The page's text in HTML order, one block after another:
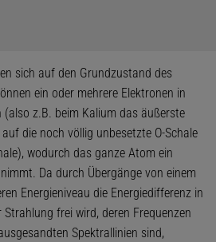
sich auf den Grundzustand des
ein oder mehrere Elektronen in
z.B. beim Kalium das äußerste
die noch völlig unbesetzte O-Schale
wodurch das ganze Atom ein
Da durch Übergänge von einem
Energieniveau die Energiedifferenz in
frei wird, deren Frequenzen
Spektrallinien sind,